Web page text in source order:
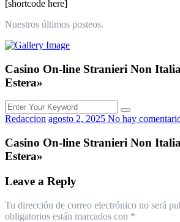
[shortcode here]
Nuestros últimos posteos.
Casino On-line Stranieri Non
Estera»
Redaccion agosto 2, 2025 No hay
Casino On-line Stranieri Non
Estera»
Leave a Reply
Tu dirección de correo electrónico no será
obligatorios están marcados con *